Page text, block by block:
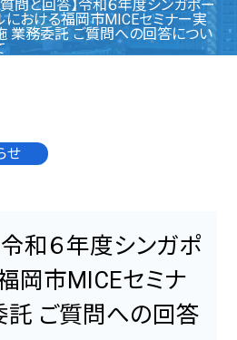
質問と回答】令和６年度シンガポー
における福岡市MICEセミナー実
業務委託 ご質問への回答につい
せ
令和６年度シンガポ
岡市MICEセミナ
託 ご質問への回答